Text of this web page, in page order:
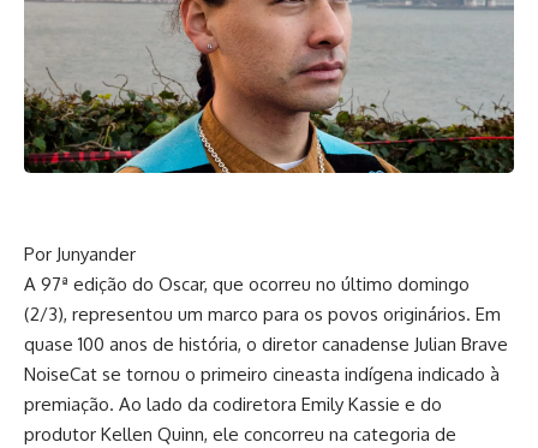
Por Junyander
A 97ª edição do Oscar, que ocorreu no último domingo
(2/3), representou um marco para os povos originários. Em
quase 100 anos de história, o diretor canadense Julian Brave
NoiseCat se tornou o primeiro cineasta indígena indicado à
premiação. Ao lado da codiretora Emily Kassie e do
produtor Kellen Quinn, ele concorreu na categoria de